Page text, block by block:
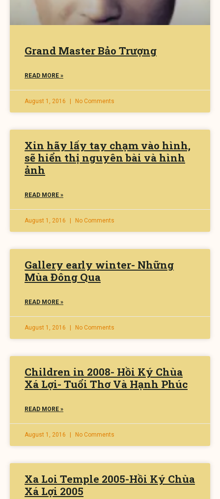
Grand Master Bảo Trượng
READ MORE »
August 1, 2016 No Comments
Xin hãy lấy tay chạm vào hình,
sẽ hiển thị nguyên bài và hình
ảnh
READ MORE »
August 1, 2016 No Comments
Gallery early winter- Những
Mùa Đông Qua
READ MORE »
August 1, 2016 No Comments
Children in 2008- Hồi Ký Chùa
Xá Lợi- Tuổi Thơ Và Hạnh Phúc
READ MORE »
August 1, 2016 No Comments
Xa Loi Temple 2005-Hồi Ký Chùa
Xá Lợi 2005